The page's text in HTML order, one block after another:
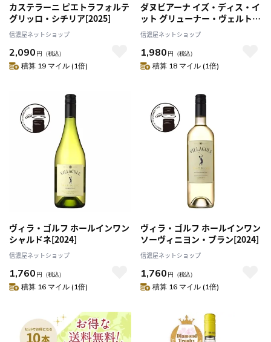
カステラーニ ピエトラフォルテ
グリッロ・シチリア[2025]
信濃屋ネットショップ
2,090 円 （税込）
積算 19 マイル (1倍)
ダヌビアーナ イズ・ディス・イ
ット グリューナー・ヴェルトリ
ーナー[2024]
信濃屋ネットショップ
1,980 円 （税込）
積算 18 マイル (1倍)
ヴィラ・ゴルフ ホールインワン
シャルドネ[2024]
信濃屋ネットショップ
1,760 円 （税込）
積算 16 マイル (1倍)
ヴィラ・ゴルフ ホールインワン
ソーヴィニヨン・ブラン[2024]
信濃屋ネットショップ
1,760 円 （税込）
積算 16 マイル (1倍)